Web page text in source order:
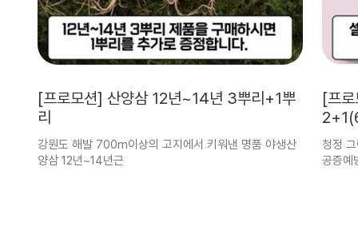
[프로모션] 산양삼 12년~14년 3뿌리+1뿌
리
강원도 해발 700m이상의 고지에서 키워낸 명품 야생산
양삼 12년~14년근
[프
청정
공증예